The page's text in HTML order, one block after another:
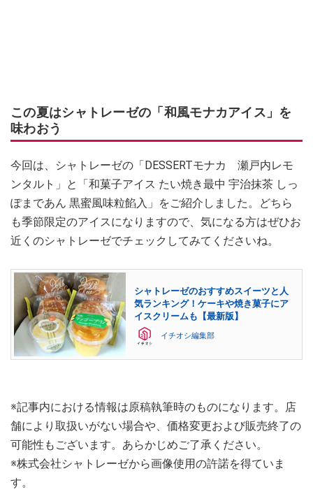
この夏はシャトレーゼの「和風モナカアイス」を
味わおう
今回は、シャトレーゼの「DESSERTモナカ 瀬戸内レモ
ンタルト」と「和菓子アイス たい焼き最中 宇治抹茶 しっ
ぽまであん 黒蜜風味粒餡入」をご紹介しました。どちら
も季節限定のアイスになりますので、気になる方はぜひお
近くのシャトレーゼでチェックしてみてくださいね。
シャトレーゼのおすすめスイーツと人
気ランキング！ケーキや焼き菓子にア
イスクリームも【最新版】
イチオシ編集部
※記事内における情報は原稿執筆時のものになります。店
舗により取扱いがない場合や、価格変更および販売終了の
可能性もございます。あらかじめご了承ください。
※株式会社シャトレーゼから画像使用の許諾を得ていま
す。